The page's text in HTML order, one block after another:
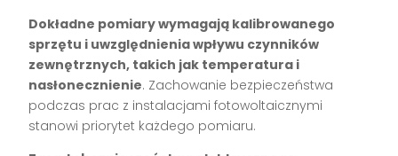
Dokładne pomiary wymagają kalibrowanego
sprzętu i uwzględnienia wpływu czynników
zewnętrznych, takich jak temperatura i
nasłonecznienie. Zachowanie bezpieczeństwa
podczas prac z instalacjami fotowoltaicznymi
stanowi priorytet każdego pomiaru.